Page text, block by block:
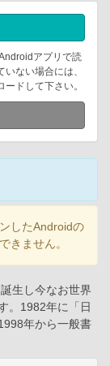
アプリで読
ない場合には、
ドして下さい。
したAndroidの
きません。
生し今なお世界
。1982年に「日
年から一般書